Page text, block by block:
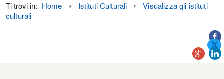
Ti trovi in: Home Istituti Culturali
Visualizza gli istituti
culturali